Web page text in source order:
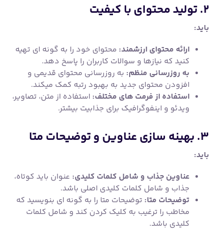
۲. تولید محتوای با کیفیت
باید:
ارائه محتوای ارزشمند: محتوای خود را به گونه ای تهیه
کنید که نیازها و سوالات کاربران را پاسخ دهد.
به روزرسانی منظم: به روزرسانی محتوای قدیمی و
افزودن محتوای جدید به بهبود رتبه کمک میکند.
استفاده از فرمت های مختلف: استفاده از متن، تصاویر،
ویدئو و اینفوگرافیک برای جذابیت بیشتر.
۳. بهینه سازی عناوین و توضیحات متا
باید:
عناوین جذاب و شامل کلمات کلیدی: عنوان باید کوتاه،
جذاب و شامل کلمات کلیدی اصلی باشد.
توضیحات متا: توضیحات متا را به گونه ای بنویسید که
مخاطب را ترغیب به کلیک کردن کند و شامل کلمات
کلیدی باشد.